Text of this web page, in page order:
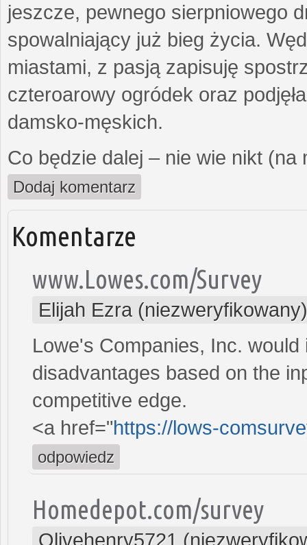
jeszcze, pewnego sierpniowego
spowalniający już bieg życia.
miastami, z pasją zapisuję
czteroarowy ogródek oraz
damsko-męskich.
Co będzie dalej – nie wie nikt
Dodaj komentarz
Komentarze
www.Lowes.com/Survey
Elijah Ezra (niezweryfikowany)
Lowe's Companies, Inc.
disadvantages based on the
competitive edge.
<a href="https://lows-
odpowiedz
Homedepot.com/survey
Olivehenry5721